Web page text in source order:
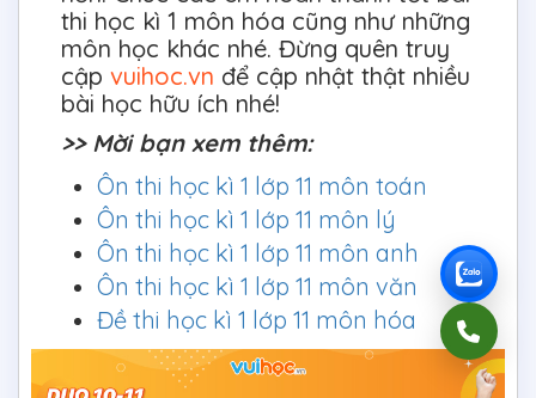
thi học kì 1 môn hóa cũng như những
môn học khác nhé. Đừng quên truy
cập vuihoc.vn để cập nhật thật nhiều
bài học hữu ích nhé!
>> Mời bạn xem thêm:
Ôn thi học kì 1 lớp 11 môn toán
Ôn thi học kì 1 lớp 11 môn lý
Ôn thi học kì 1 lớp 11 môn anh
Ôn thi học kì 1 lớp 11 môn văn
Đề thi học kì 1 lớp 11 môn hóa